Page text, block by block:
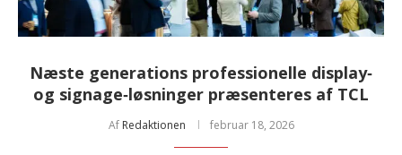
Næste generations professionelle display‑
og signage‑løsninger præsenteres af TCL
Af Redaktionen februar 18, 2026